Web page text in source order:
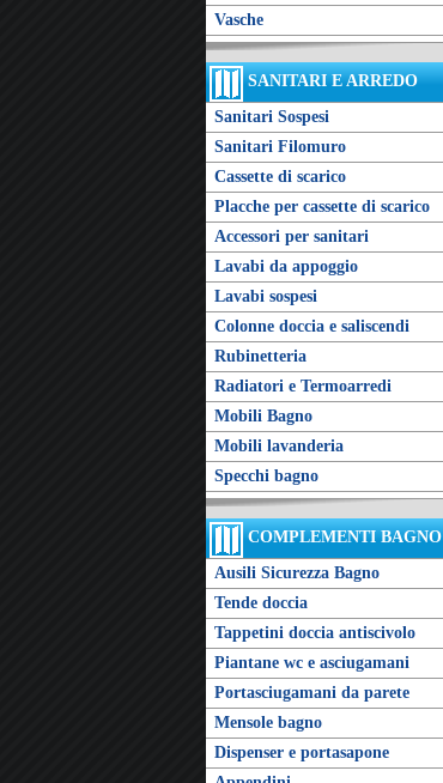
Vasche
SANITARI E ARREDO
Sanitari Sospesi
Sanitari Filomuro
Cassette di scarico
Placche per cassette di scarico
Accessori per sanitari
Lavabi da appoggio
Lavabi sospesi
Colonne doccia e saliscendi
Rubinetteria
Radiatori e Termoarredi
Mobili Bagno
Mobili lavanderia
Specchi bagno
COMPLEMENTI BAGNO
Ausili Sicurezza Bagno
Tende doccia
Tappetini doccia antiscivolo
Piantane wc e asciugamani
Portasciugamani da parete
Mensole bagno
Dispenser e portasapone